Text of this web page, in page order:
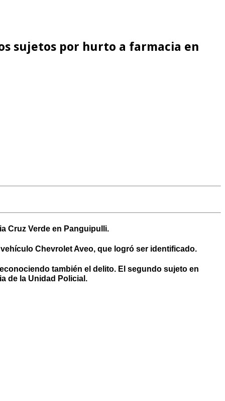
sujetos por hurto a farmacia en
Cruz Verde en Panguipulli.
Chevrolet Aveo, que logró ser identificado.
también el delito. El segundo sujeto en
de la Unidad Policial.